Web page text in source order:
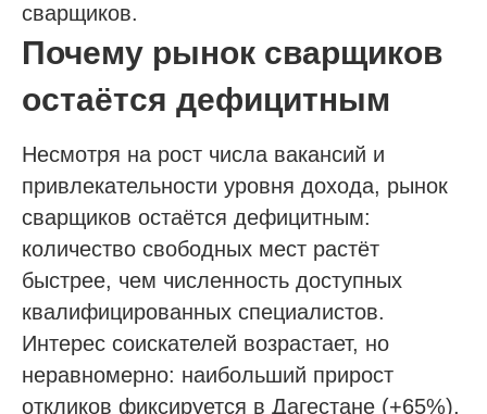
сварщиков.
Почему рынок сварщиков
остаётся дефицитным
Несмотря на рост числа вакансий и
привлекательности уровня дохода, рынок
сварщиков остаётся дефицитным:
количество свободных мест растёт
быстрее, чем численность доступных
квалифицированных специалистов.
Интерес соискателей возрастает, но
неравномерно: наибольший прирост
откликов фиксируется в Дагестане (+65%),